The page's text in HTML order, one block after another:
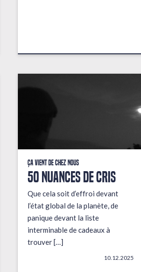
Ça vient de chez nous
50 NUANCES DE CRIS
Que cela soit d’effroi devant
l’état global de la planète, de
panique devant la liste
interminable de cadeaux à
trouver […]
10.12.2025